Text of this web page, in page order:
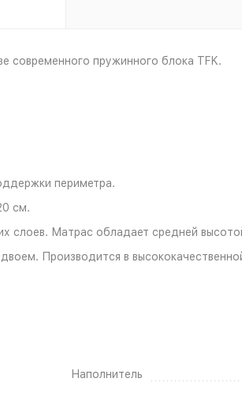
современного пружинного блока TFK.
периметра.
см.
слоев. Матрас обладает средней
Производится в
Наполнитель